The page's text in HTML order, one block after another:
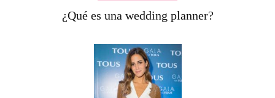
¿Qué es una wedding planner?